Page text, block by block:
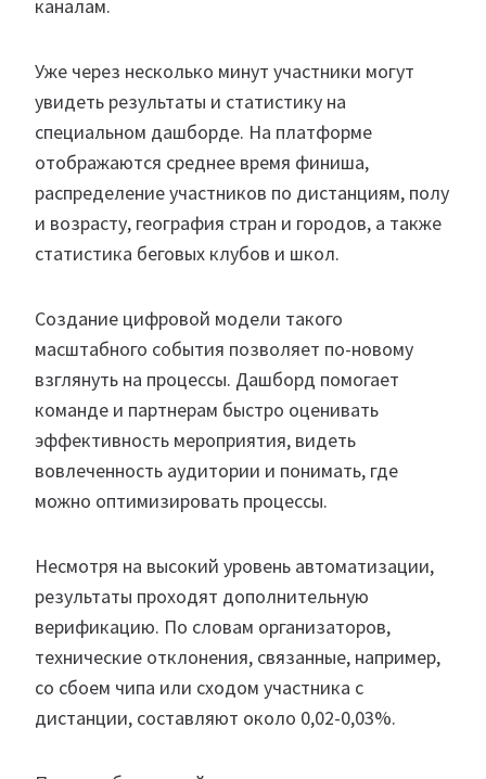
каналам.
Уже через несколько минут участники могут
увидеть результаты и статистику на
специальном дашборде. На платформе
отображаются среднее время финиша,
распределение участников по дистанциям, полу
и возрасту, география стран и городов, а также
статистика беговых клубов и школ.
Создание цифровой модели такого
масштабного события позволяет по-новому
взглянуть на процессы. Дашборд помогает
команде и партнерам быстро оценивать
эффективность мероприятия, видеть
вовлеченность аудитории и понимать, где
можно оптимизировать процессы.
Несмотря на высокий уровень автоматизации,
результаты проходят дополнительную
верификацию. По словам организаторов,
технические отклонения, связанные, например,
со сбоем чипа или сходом участника с
дистанции, составляют около 0,02-0,03%.